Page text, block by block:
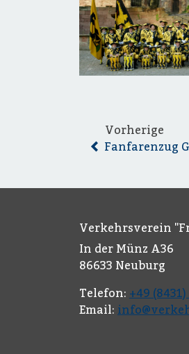
Vorherige
Fanfarenzug
Verkehrsverein
In der Münz A36
86633 Neuburg
Telefon: +49
Email: